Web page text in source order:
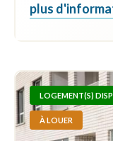
plus
LOGEMENT(S)
À LOUER